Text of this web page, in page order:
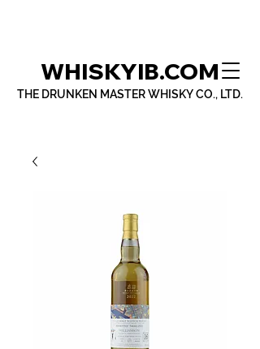
WHISKYIB.COM
THE DRUNKEN MASTER WHISKY CO., LTD.